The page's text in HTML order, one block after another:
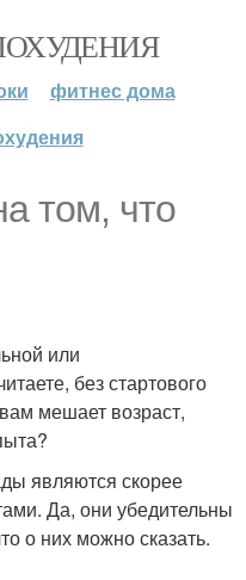
фитнес дома
том, что
или
без стартового
мешает возраст,
являются скорее
Да, они убедительны
о них можно сказать.